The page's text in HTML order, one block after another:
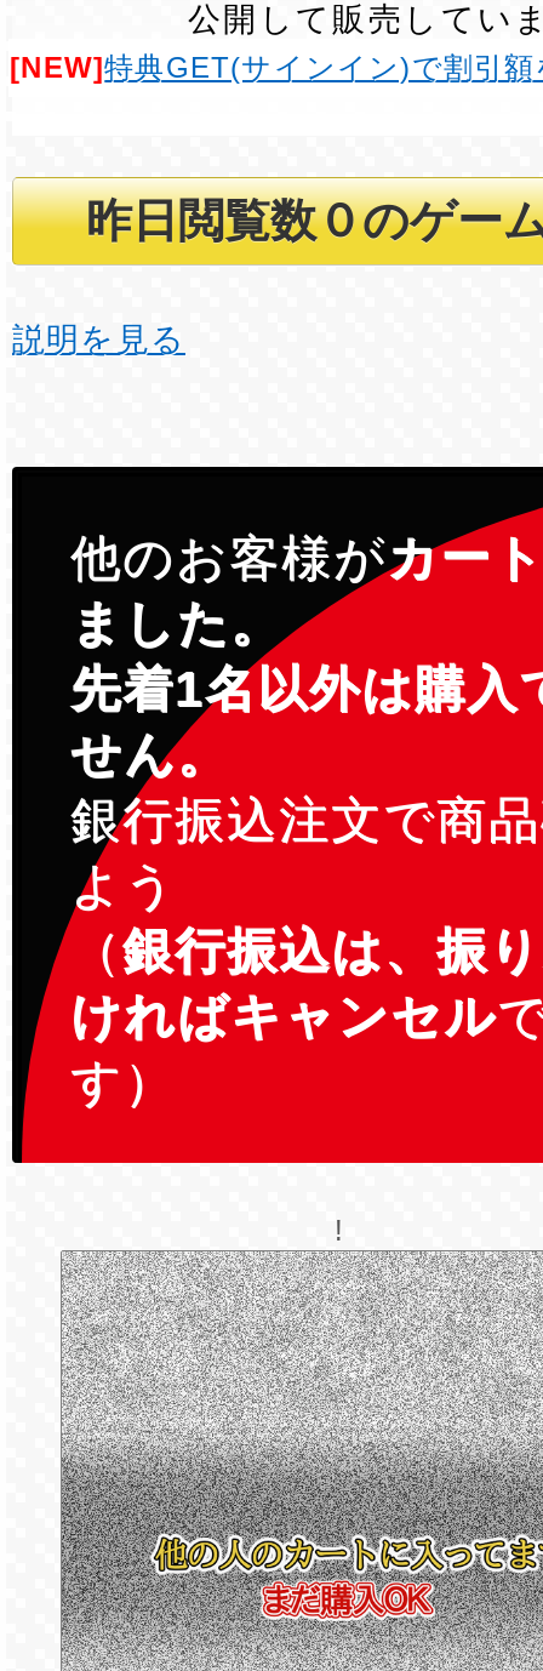
公開して販売してい
[NEW]特典GET(サインイン)で割引
説明を見る
他のお客様がカー
ました。
先着1名以外は購入
せん。
銀行振込注文で商
よう
（銀行振込は、振
ければキャンセル
す）
!